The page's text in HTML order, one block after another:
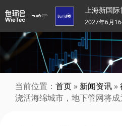
上海新国
2027年6月
当前位置： 首页 » 新闻资讯 »
浇活海绵城市，地下管网将